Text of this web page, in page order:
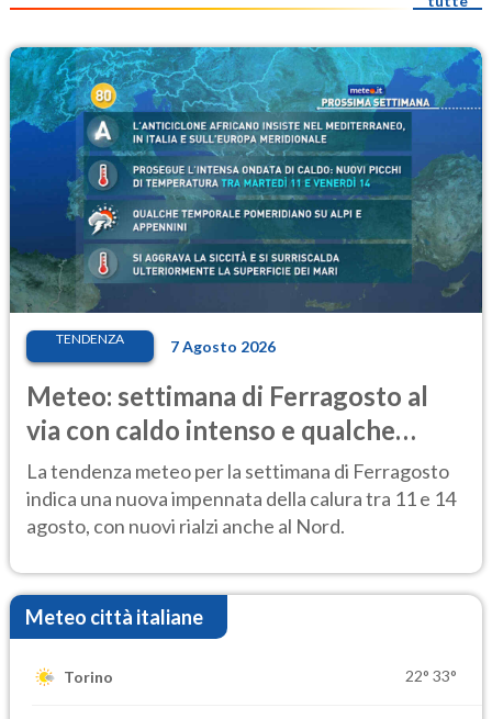
TENDENZA 7 Agosto 2026
Meteo: settimana di Ferragosto al
via con caldo intenso e qualche
temporale
La tendenza meteo per la settimana di Ferragosto
indica una nuova impennata della calura tra 11 e 14
agosto, con nuovi rialzi anche al Nord.
Meteo città italiane
Torino 22° 33°